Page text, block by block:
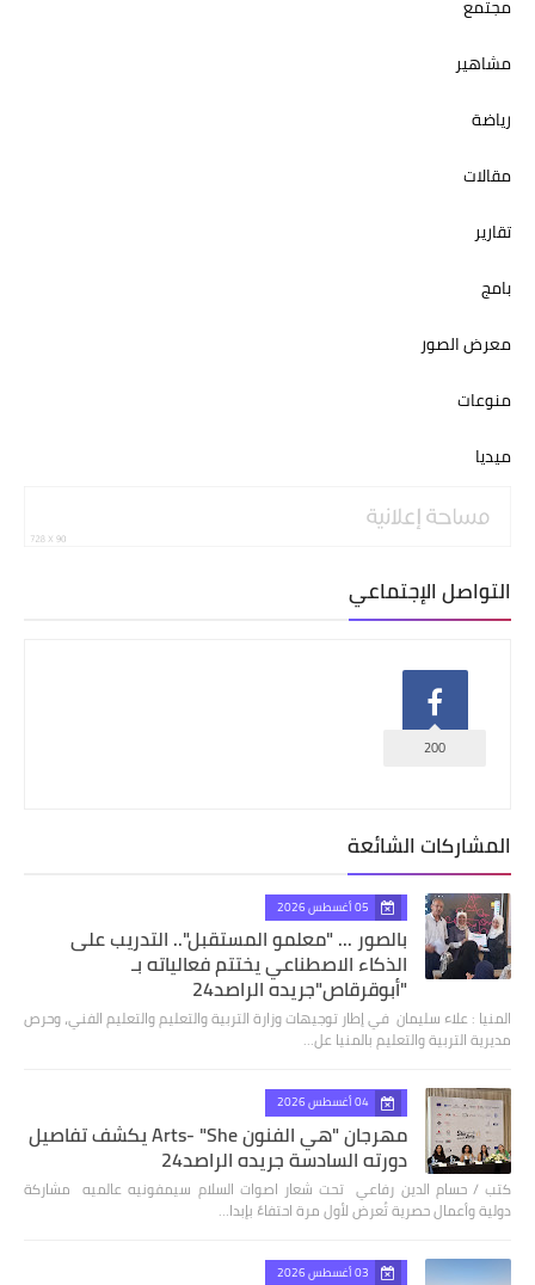
مجتمع
مشاهير
رياضة
مقالات
تقارير
بامج
معرض الصور
منوعات
ميديا
التواصل الإجتماعي
200
المشاركات الشائعة
05 أغسطس 2026
بالصور ... "معلمو المستقبل".. التدريب على
الذكاء الاصطناعي يختتم فعالياته بـ
"أبوقرقاص"جريده الراصد24
المنيا : علاء سليمان في إطار توجيهات وزارة التربية والتعليم والتعليم الفني، وحرص
مديرية التربية والتعليم بالمنيا عل…
04 أغسطس 2026
مهرجان "هي الفنون Arts- "She يكشف تفاصيل
دورته السادسة جريده الراصد24
كتب / حسام الدين رفاعي تحت شعار اصوات السلام سيمفونيه عالميه مشاركة
دولية وأعمال حصرية تُعرض لأول مرة احتفاءً بإبدا…
03 أغسطس 2026